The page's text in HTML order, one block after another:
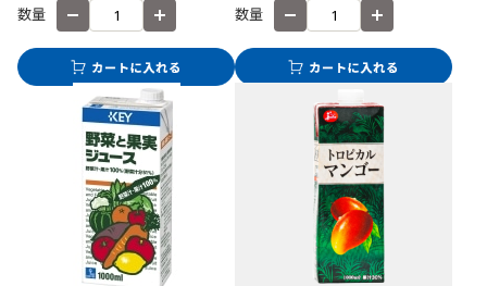
数量 数量